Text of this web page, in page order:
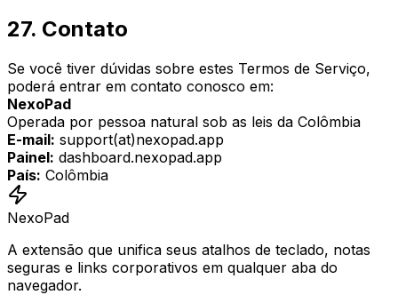
27. Contato
Se você tiver dúvidas sobre estes Termos de Serviço,
poderá entrar em contato conosco em:
NexoPad
Operada por pessoa natural sob as leis da Colômbia
E-mail: support(at)nexopad.app
Painel: dashboard.nexopad.app
País: Colômbia
NexoPad
A extensão que unifica seus atalhos de teclado, notas
seguras e links corporativos em qualquer aba do
navegador.